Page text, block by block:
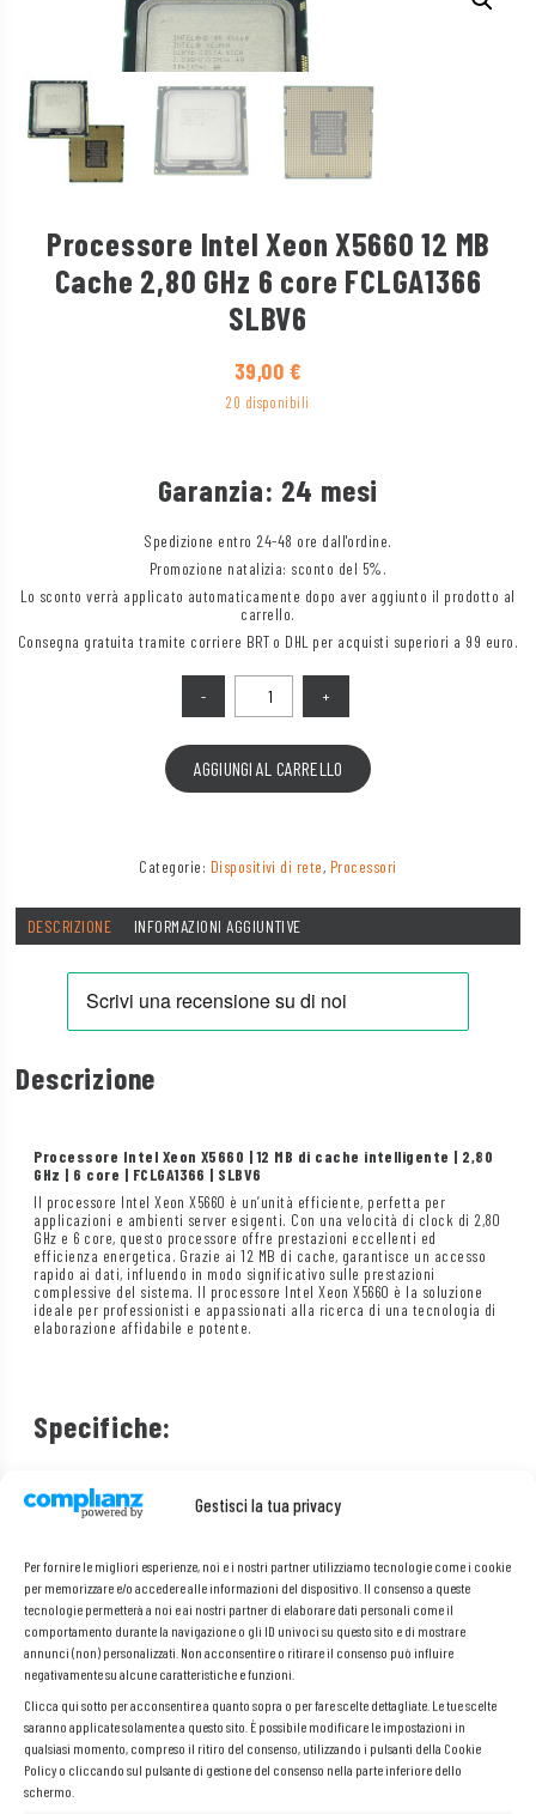
Gestisci la tua privacy
Per fornire le migliori esperienze, noi e i nostri partner utilizziamo tecnologie come i cookie
per memorizzare e/o accedere alle informazioni del dispositivo. Il consenso a queste
tecnologie permetterà a noi e ai nostri partner di elaborare dati personali come il
comportamento durante la navigazione o gli ID univoci su questo sito e di mostrare
annunci (non) personalizzati. Non acconsentire o ritirare il consenso può influire
negativamente su alcune caratteristiche e funzioni.
Clicca qui sotto per acconsentire a quanto sopra o per fare scelte dettagliate. Le tue scelte
saranno applicate solamente a questo sito. È possibile modificare le impostazioni in
qualsiasi momento, compreso il ritiro del consenso, utilizzando i pulsanti della Cookie
Policy o cliccando sul pulsante di gestione del consenso nella parte inferiore dello
schermo.
Processore Intel Xeon X5660 12 MB
Cache 2,80 GHz 6 core FCLGA1366
SLBV6
39,00 €
20 disponibili
Garanzia: 24 mesi
Spedizione entro 24-48 ore dall'ordine.
Promozione natalizia: sconto del 5%.
Lo sconto verrà applicato automaticamente dopo aver aggiunto il prodotto al
carrello.
Consegna gratuita tramite corriere BRT o DHL per acquisti superiori a 99 euro.
AGGIUNGI AL CARRELLO
Categorie: Dispositivi di rete, Processori
DESCRIZIONE INFORMAZIONI AGGIUNTIVE
Descrizione
Processore Intel Xeon X5660 | 12 MB di cache intelligente | 2,80
GHz | 6 core | FCLGA1366 | SLBV6
Il processore Intel Xeon X5660 è un’unità efficiente, perfetta per
applicazioni e ambienti server esigenti. Con una velocità di clock di 2,80
GHz e 6 core, questo processore offre prestazioni eccellenti ed
efficienza energetica. Grazie ai 12 MB di cache, garantisce un accesso
rapido ai dati, influendo in modo significativo sulle prestazioni
complessive del sistema. Il processore Intel Xeon X5660 è la soluzione
ideale per professionisti e appassionati alla ricerca di una tecnologia di
elaborazione affidabile e potente.
Specifiche:
Modello:Xeon X5660
Core:
Thread:12
Socket:FCLGA1366
Frequenza:2,80 GHz (Turbo: 3,20 GHz)
Cache:12 MB Smart Cache
Tipo di memoria:
DDR3 800/1066/1333
Memoria massima:288 GB
TDP:95 W